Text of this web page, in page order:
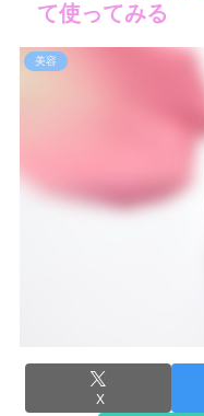
て使ってみる
美容
X